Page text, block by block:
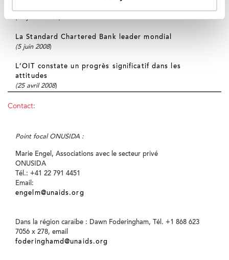
(23 juillet 2008)
La Standard Chartered Bank leader mondial
(5 juin 2008)
L’OIT constate un progrès significatif dans les
attitudes
(25 avril 2008)
Contact:
Point focal ONUSIDA :
Marie Engel, Associations avec le secteur privé
ONUSIDA
Tél.: +41 22 791 4451
Email:
engelm@unaids.org
Dans la région caraïbe : Dawn Foderingham, Tél. +1 868 623
7056 x 278, email
foderinghamd@unaids.org